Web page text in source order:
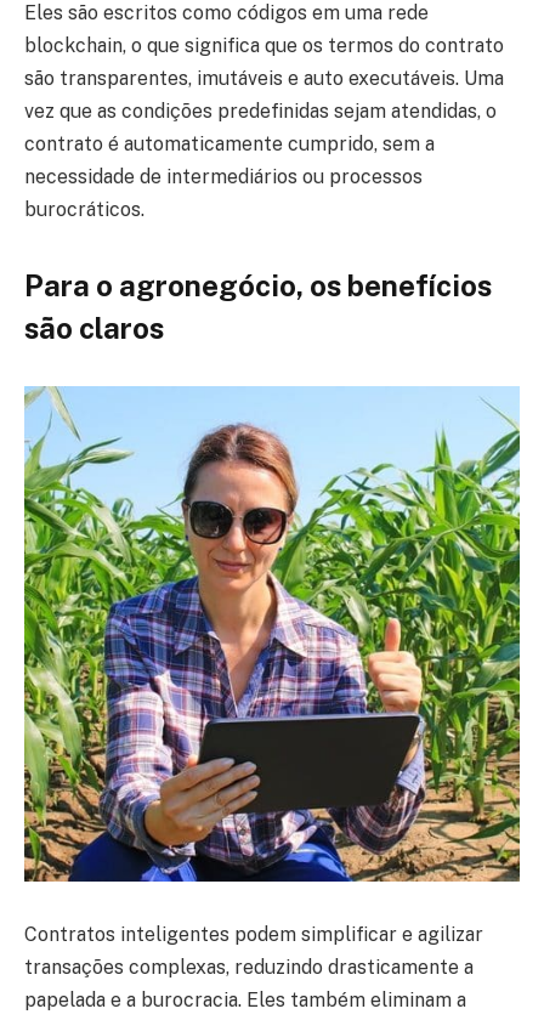
Eles são escritos como códigos em uma rede
blockchain, o que significa que os termos do contrato
são transparentes, imutáveis e auto executáveis. Uma
vez que as condições predefinidas sejam atendidas, o
contrato é automaticamente cumprido, sem a
necessidade de intermediários ou processos
burocráticos.
Para o agronegócio, os benefícios
são claros
Contratos inteligentes podem simplificar e agilizar
transações complexas, reduzindo drasticamente a
papelada e a burocracia. Eles também eliminam a